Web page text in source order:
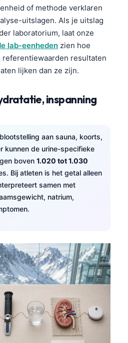
of methode verklaren
uitslagen. Als je uitslag
laboratorium, laat onze
lab-eenheden zien hoe
referentiewaarden resultaten
lijken dan ze zijn.
inspanning
aan sauna, koorts,
kunnen de urine-specifieke
boven 1.020 tot 1.030
Bij atleten is het getal alleen
samen met
natrium,